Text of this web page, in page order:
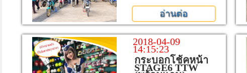
อ่านต่อ
2018-04-09
14:15:23
กระบอกโช้คหน้า
STAGE6 TTW